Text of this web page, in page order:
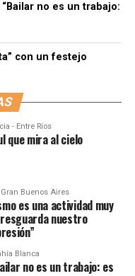
no es un trabajo:
con un festejo
- Entre Ríos
que mira al cielo
Buenos Aires
es una actividad muy
nuestro
Blanca
no es un trabajo: es